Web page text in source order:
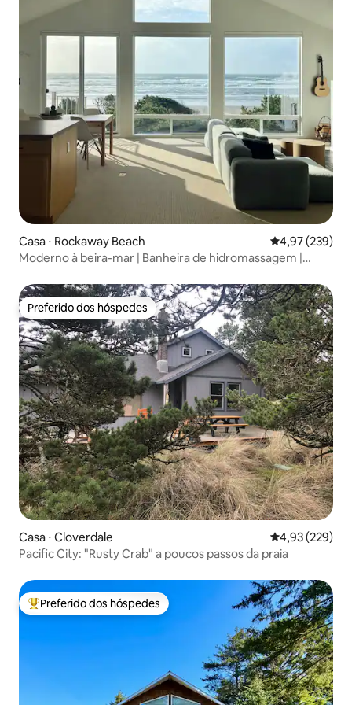
Casa ⋅ Rockaway Beach 4,97 de uma
4,97 (239)
Moderno à beira-mar | Banheira de hidromassagem |
Preferido dos hóspedes
Preferido dos hóspedes
Casa ⋅ Cloverdale 4,93 de uma
4,93 (229)
Pacific City: "Rusty Crab" a poucos passos da praia
Entre os melhores preferidos dos hóspedes
Preferido dos hóspedes